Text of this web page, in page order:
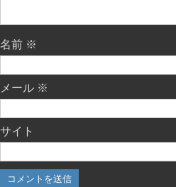
名前 ※
メール ※
サイト